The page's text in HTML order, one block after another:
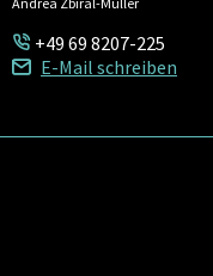
+49 69 8207-225
E-Mail schreiben